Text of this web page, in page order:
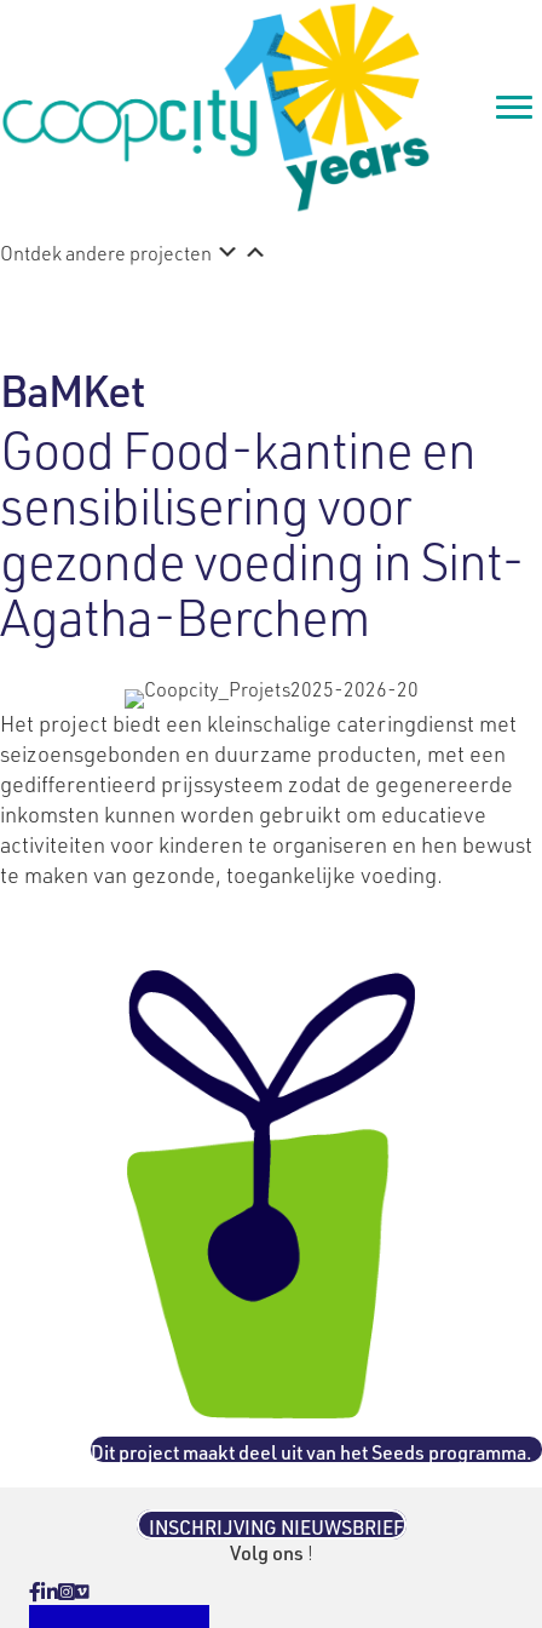
Ontdek andere projecten
BaMKet
Good Food-kantine en
sensibilisering voor
gezonde voeding in Sint-
Agatha-Berchem
Het project biedt een kleinschalige cateringdienst met
seizoensgebonden en duurzame producten, met een
gedifferentieerd prijssysteem zodat de gegenereerde
inkomsten kunnen worden gebruikt om educatieve
activiteiten voor kinderen te organiseren en hen bewust
te maken van gezonde, toegankelijke voeding.
Dit project maakt deel uit van het Seeds programma.
INSCHRIJVING NIEUWSBRIEF
Volg ons !
Facebook
Linkedin
Instagram
Vimeo